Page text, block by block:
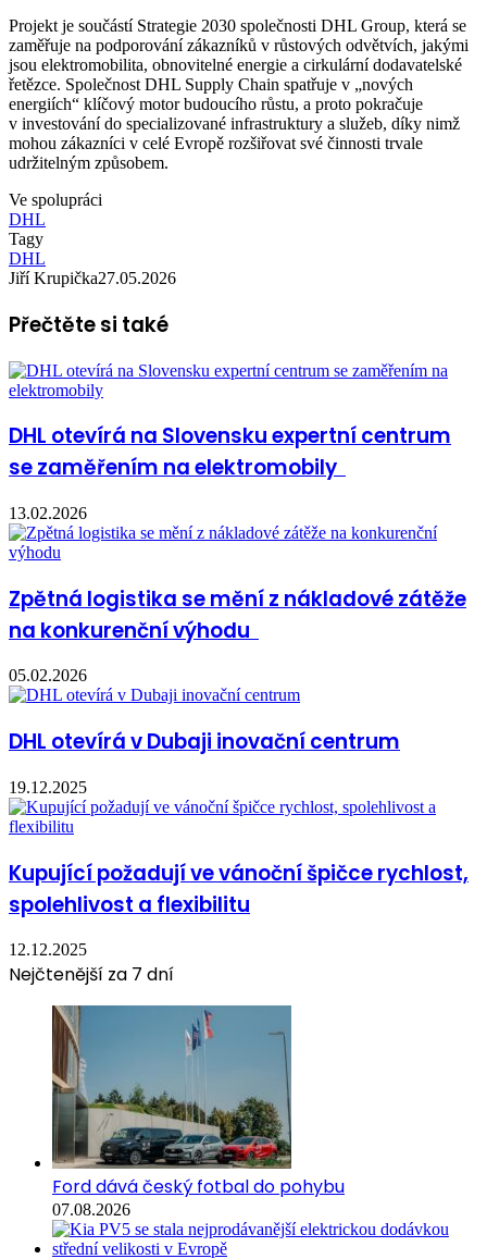
Projekt je součástí Strategie 2030 společnosti DHL Group, která se
zaměřuje na podporování zákazníků v růstových odvětvích, jakými
jsou elektromobilita, obnovitelné energie a cirkulární dodavatelské
řetězce. Společnost DHL Supply Chain spatřuje v „nových
energiích“ klíčový motor budoucího růstu, a proto pokračuje
v investování do specializované infrastruktury a služeb, díky nimž
mohou zákazníci v celé Evropě rozšiřovat své činnosti trvale
udržitelným způsobem.
Ve spolupráci
DHL
Tagy
DHL
Jiří Krupička27.05.2026
Přečtěte si také
DHL otevírá na Slovensku expertní centrum
se zaměřením na elektromobily
13.02.2026
Zpětná logistika se mění z nákladové zátěže
na konkurenční výhodu
05.02.2026
DHL otevírá v Dubaji inovační centrum
19.12.2025
Kupující požadují ve vánoční špičce rychlost,
spolehlivost a flexibilitu
12.12.2025
Nejčtenější za 7 dní
Ford dává český fotbal do pohybu
07.08.2026